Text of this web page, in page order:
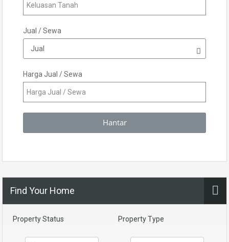
Jual / Sewa
Harga Jual / Sewa
Hantar
Find Your Home
Property Status Property Type